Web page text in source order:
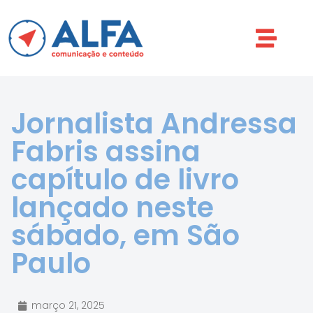
Jornalista Andressa
Fabris assina
capítulo de livro
lançado neste
sábado, em São
Paulo
março 21, 2025